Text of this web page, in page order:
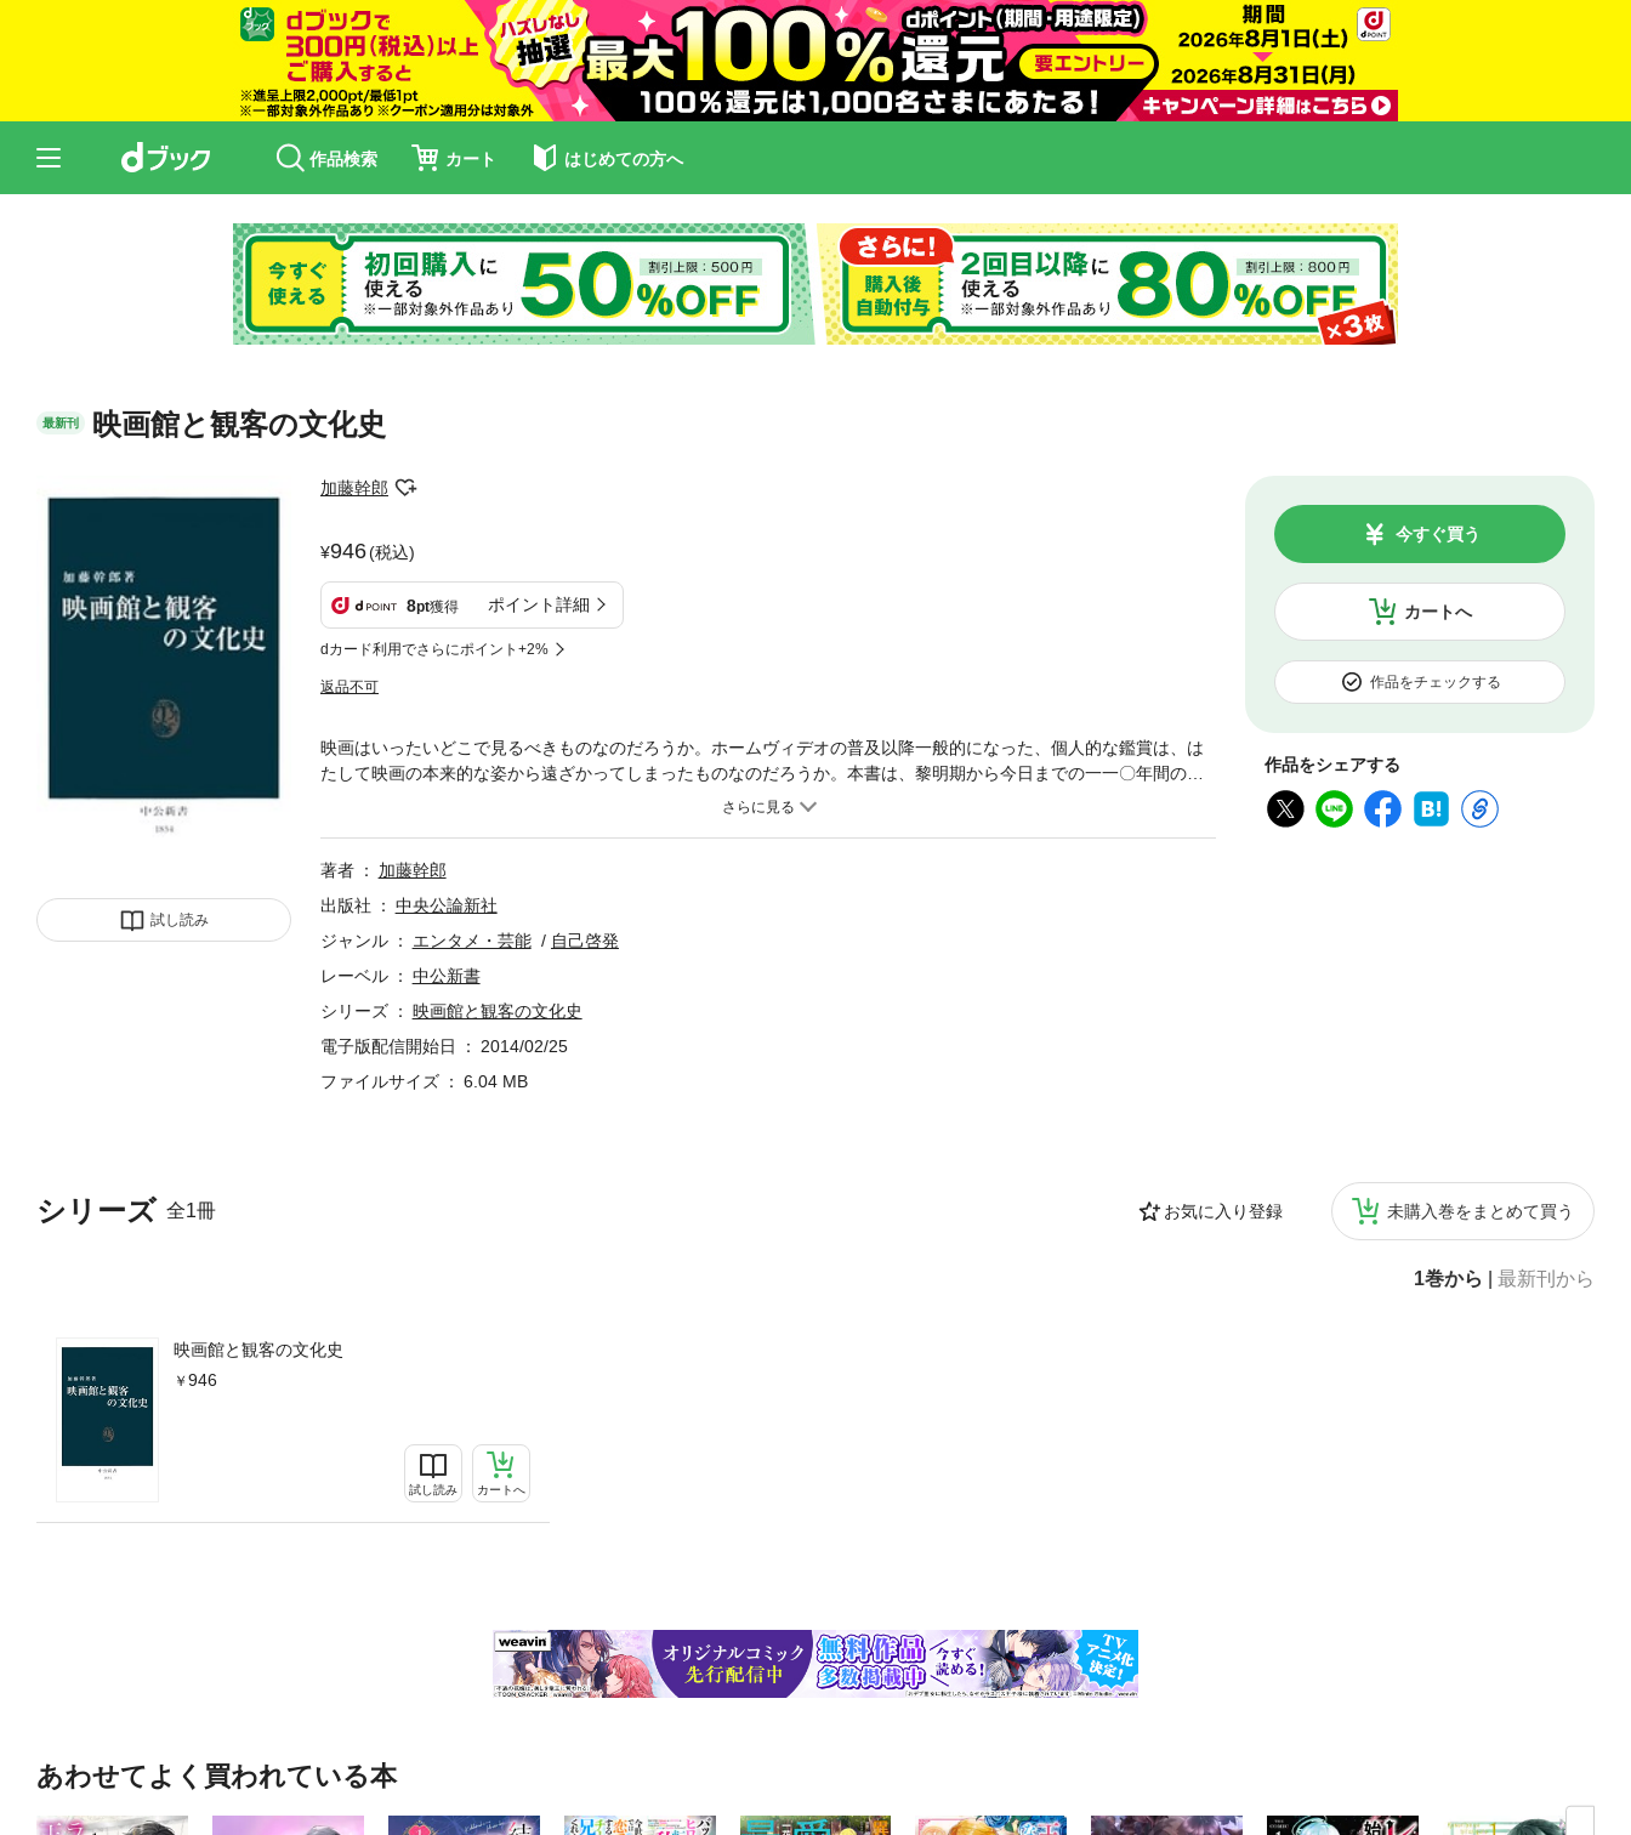
作品検索 カート はじめての方へ
最新刊 映画館と観客の文化史
試し読み
加藤幹郎
946(税込)
8pt獲得 ポイント詳細
dカード利用でさらにポイント+2%
返品不可
カートへ
今すぐ買う
作品をチェックする
作品をシェアする
シリーズ 全1冊 お気に入り登録 未購入巻をまとめて買う
1巻から 最新刊から
映画館と観客の文化史
946
試し読み カートへ
映画はいったいどこで見るべきものなのだろうか。ホームヴィデオの普及以降一般的になった、個人的な鑑賞は、は
たして映画の本来的な姿から遠ざかってしまったものなのだろうか。本書は、黎明期から今日までの一一〇年間の上
映形態を入念にたどりながら、映画の見かたが、じつは本来、きわめて多様なものだったことを明らかにする。作品
著者
加藤幹郎
出版社
中央公論新社
ジャンル
エンタメ・芸能
自己啓発
レーベル
中公新書
シリーズ
映画館と観客の文化史
電子版配信開始日
2014/02/25
ファイルサイズ
6.04 MB
あわせてよく買われている本